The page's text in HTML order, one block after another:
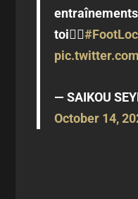
toi✊🏿
— SAIKOU
October 14,